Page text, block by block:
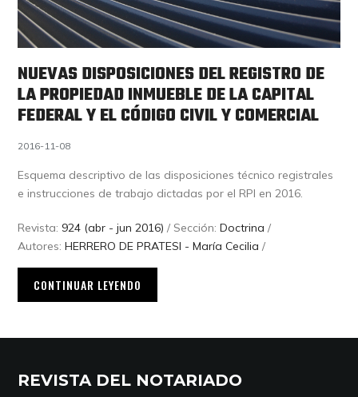
NUEVAS DISPOSICIONES DEL REGISTRO DE
LA PROPIEDAD INMUEBLE DE LA CAPITAL
FEDERAL Y EL CÓDIGO CIVIL Y COMERCIAL
2016-11-08
Esquema descriptivo de las disposiciones técnico registrales
e instrucciones de trabajo dictadas por el RPI en 2016.
Revista: 924 (abr - jun 2016) / Sección:Doctrina /
Autores:HERRERO DE PRATESI - María Cecilia /
CONTINUAR LEYENDO
REVISTA DEL NOTARIADO